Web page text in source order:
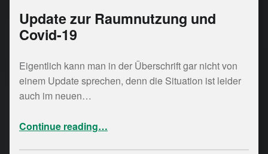
Update zur Raumnutzung und
Covid-19
Eigentlich kann man in der Überschrift gar nicht von
einem Update sprechen, denn die Situation ist leider
auch im neuen…
Continue reading…